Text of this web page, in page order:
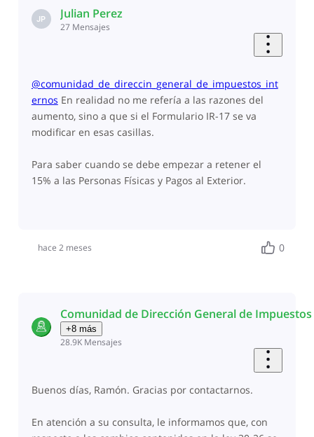
JP Julian Perez
27 Mensajes
@comunidad_de_direccin_general_de_impuestos_int
ernos ​ En realidad no me refería a las razones del
aumento, sino a que si el Formulario IR-17 se va
modificar en esas casillas.
Para saber cuando se debe empezar a retener el
15% a las Personas Físicas y Pagos al Exterior.
hace 2 meses 0
Comunidad de Dirección General de
+8 más
28.9K Mensajes
Buenos días, Ramón. Gracias por contactarnos.
En atención a su consulta, le informamos que, con